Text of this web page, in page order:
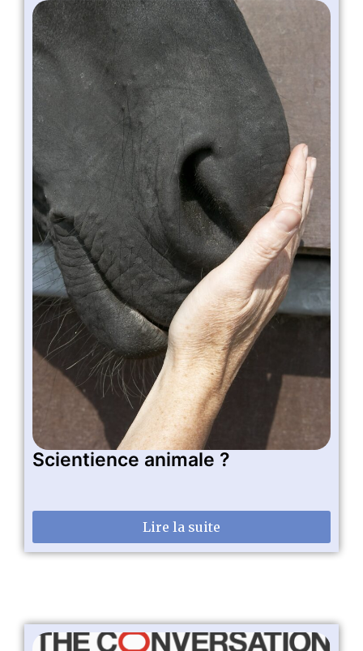
Scientience animale ?
Lire la suite